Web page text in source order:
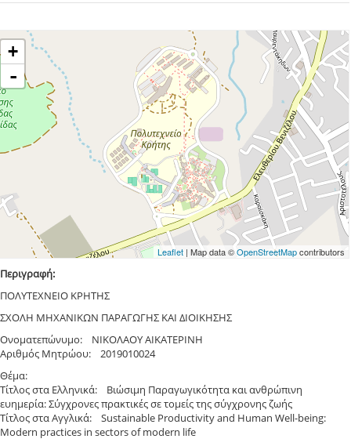
+
-
Leaflet| Map data ©OpenStreetMapcontributors
Περιγραφή:
ΠΟΛΥΤΕΧΝΕΙΟ ΚΡΗΤΗΣ
ΣΧΟΛΗ ΜΗΧΑΝΙΚΩΝ ΠΑΡΑΓΩΓΗΣ ΚΑΙ ΔΙΟΙΚΗΣΗΣ
Ονοματεπώνυμο: ΝΙΚΟΛΑΟΥ ΑΙΚΑΤΕΡΙΝΗ
Αριθμός Μητρώου: 2019010024
Θέμα:
Τίτλος στα Ελληνικά: Βιώσιμη Παραγωγικότητα και ανθρώπινη
ευημερία: Σύγχρονες πρακτικές σε τομείς της σύγχρονης ζωής
Τίτλος στα Αγγλικά: Sustainable Productivity and Human Well-being:
Modern practices in sectors of modern life